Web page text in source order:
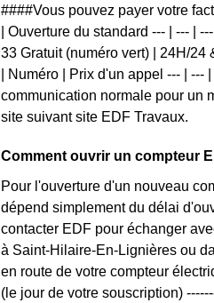
####Vous pouvez payer votre
| Ouverture du standard --- | --- |
33 Gratuit (numéro vert) | 24H/
| Numéro | Prix d'un appel --- |
communication normale pour un
site suivant site EDF Travaux.
Comment ouvrir un compteur
Pour l'ouverture d'un nouveau
dépend simplement du délai
contacter EDF pour échanger
à Saint-Hilaire-En-Lignières ou
en route de votre compteur
(le jour de votre souscription)